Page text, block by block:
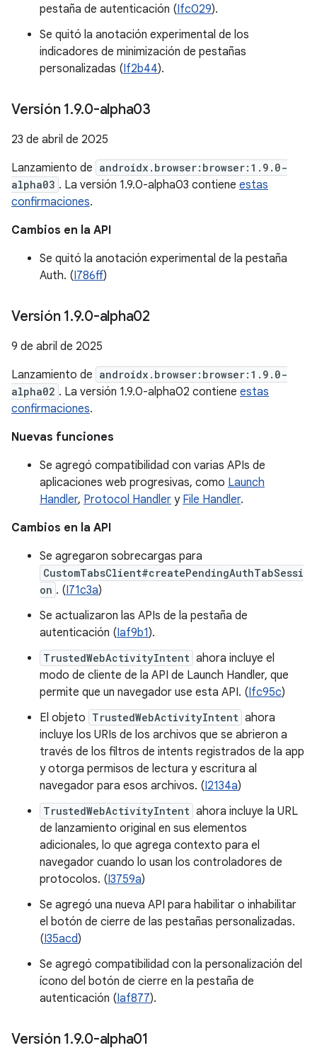
pestaña de autenticación (Ifc029).
Se quitó la anotación experimental de los
indicadores de minimización de pestañas
personalizadas (If2b44).
Versión 1.9.0-alpha03
23 de abril de 2025
Lanzamiento de androidx.browser:browser:1.9.0-
alpha03 . La versión 1.9.0-alpha03 contiene estas
confirmaciones.
Cambios en la API
Se quitó la anotación experimental de la pestaña
Auth. (I786ff)
Versión 1.9.0-alpha02
9 de abril de 2025
Lanzamiento de androidx.browser:browser:1.9.0-
alpha02 . La versión 1.9.0-alpha02 contiene estas
confirmaciones.
Nuevas funciones
Se agregó compatibilidad con varias APIs de
aplicaciones web progresivas, como Launch
Handler, Protocol Handler y File Handler.
Cambios en la API
Se agregaron sobrecargas para
CustomTabsClient#createPendingAuthTabSessi
on . (I71c3a)
Se actualizaron las APIs de la pestaña de
autenticación (Iaf9b1).
TrustedWebActivityIntent ahora incluye el
modo de cliente de la API de Launch Handler, que
permite que un navegador use esta API. (Ifc95c)
El objeto TrustedWebActivityIntent ahora
incluye los URIs de los archivos que se abrieron a
través de los filtros de intents registrados de la app
y otorga permisos de lectura y escritura al
navegador para esos archivos. (I2134a)
TrustedWebActivityIntent ahora incluye la URL
de lanzamiento original en sus elementos
adicionales, lo que agrega contexto para el
navegador cuando lo usan los controladores de
protocolos. (I3759a)
Se agregó una nueva API para habilitar o inhabilitar
el botón de cierre de las pestañas personalizadas.
(I35acd)
Se agregó compatibilidad con la personalización del
ícono del botón de cierre en la pestaña de
autenticación (Iaf877).
Versión 1.9.0-alpha01